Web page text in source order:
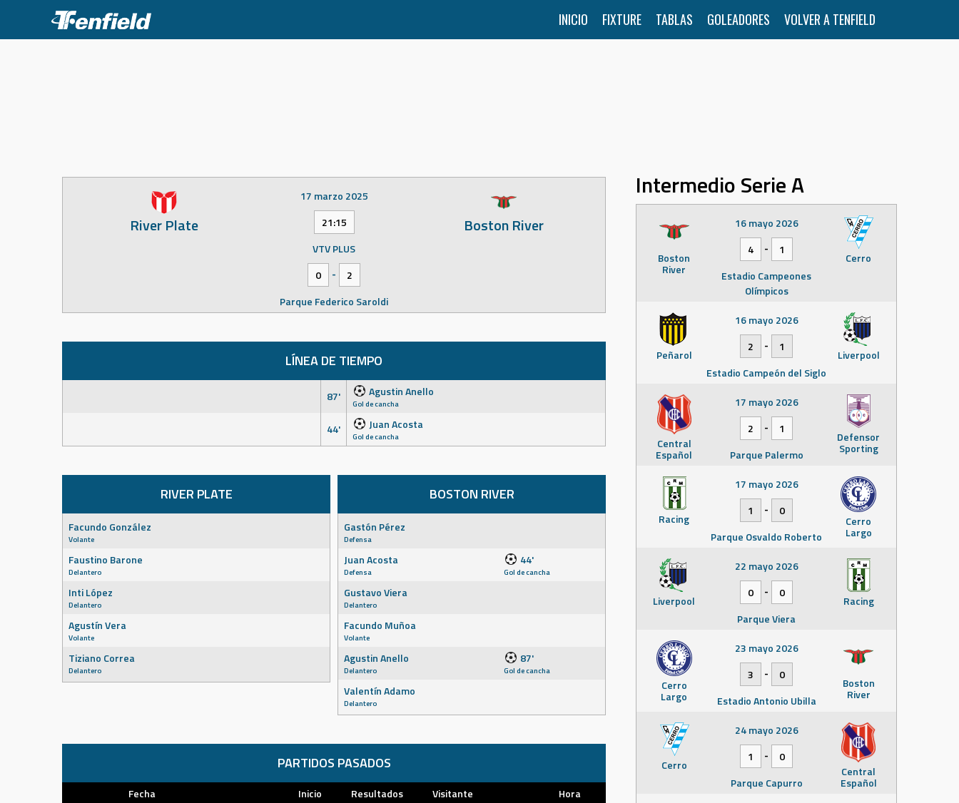
content
INICIO FIXTURE TABLAS GOLEADORES VOLVER A TENFIELD
River Plate Boston River
17 marzo 2025
21:15
VTV PLUS
0
-
2
Parque Federico Saroldi
LÍNEA DE TIEMPO
87' Agustin Anello
Gol de cancha
44' Juan Acosta
Gol de cancha
RIVER PLATE
Facundo González
Volante
Faustino Barone
Delantero
Inti López
Delantero
Agustín Vera
Volante
Tiziano Correa
Delantero
BOSTON RIVER
Gastón Pérez
Defensa
Juan Acosta
Defensa
44'
Gol de cancha
Gustavo Viera
Delantero
Facundo Muñoa
Volante
Agustin Anello
Delantero
87'
Gol de cancha
Valentín Adamo
Delantero
PARTIDOS PASADOS
Fecha Inicio Resultados Visitante
Hora
Intermedio Serie A
Boston
River
Cerro
16 mayo 2026
4
-
1
Estadio Campeones
Olímpicos
Peñarol Liverpool
16 mayo 2026
2
-
1
Estadio Campeón del Siglo
Central
Español
Defensor
Sporting
17 mayo 2026
2
-
1
Parque Palermo
Racing Cerro
Largo
17 mayo 2026
1
-
0
Parque Osvaldo Roberto
Liverpool Racing
22 mayo 2026
0
-
0
Parque Viera
Cerro
Largo
Boston
River
23 mayo 2026
3
-
0
Estadio Antonio Ubilla
Cerro Central
Español
24 mayo 2026
1
-
0
Parque Capurro